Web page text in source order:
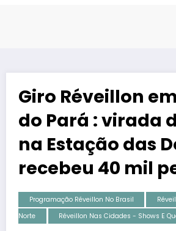
Giro Réveillon
do Pará : virada
na Estação das
recebeu 40 mil
Programação Réveillon No Brasil
Norte
Réveillon Nas Cidades - Shows E